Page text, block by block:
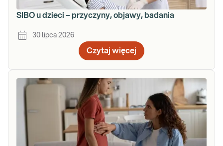
SIBO u dzieci – przyczyny, objawy, badania
30 lipca 2026
Czytaj więcej